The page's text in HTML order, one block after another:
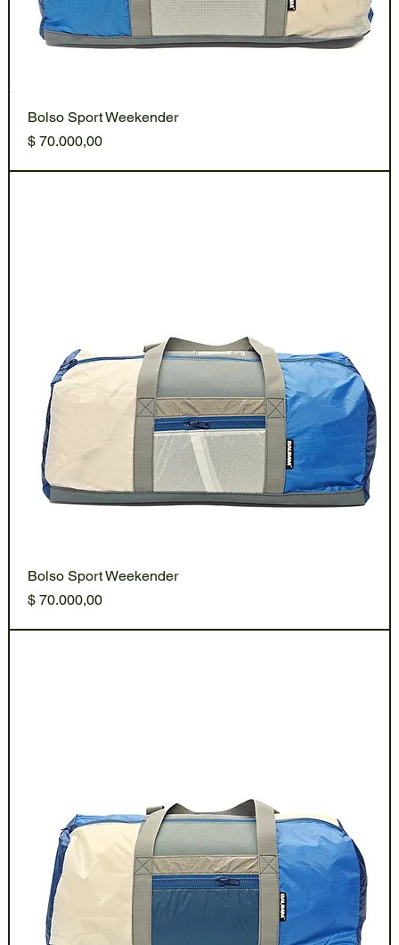
Bolso Sport Weekender
Precio
$ 70.000,00
Bolso Sport Weekender
Precio
$ 70.000,00